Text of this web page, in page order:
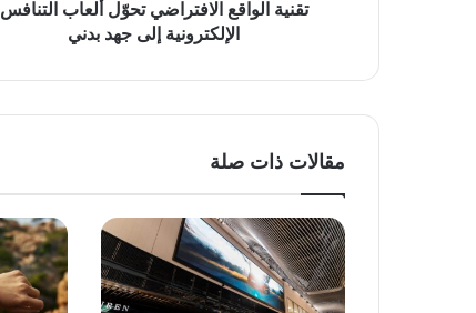
تقنية الواقع الافتراضي تحوّل ألعاب التنافس
الإلكترونية إلى جهد بدني
مقالات ذات صلة